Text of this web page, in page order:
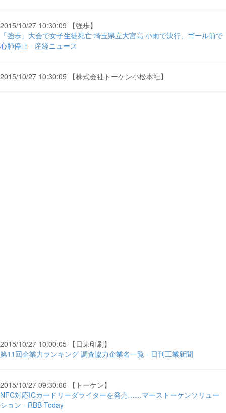
2015/10/27 10:30:09 【強歩】
「強歩」大会で女子生徒死亡 埼玉県立大宮高 小雨で決行、ゴール前で
心肺停止 - 産経ニュース
2015/10/27 10:30:05 【株式会社トーケン小松本社】
2015/10/27 10:00:05 【日東印刷】
第11回企業力ランキング 調査協力企業名一覧 - 日刊工業新聞
2015/10/27 09:30:06 【トーケン】
NFC対応ICカードリーダライターを発売……マーストーケンソリュー
ション - RBB Today